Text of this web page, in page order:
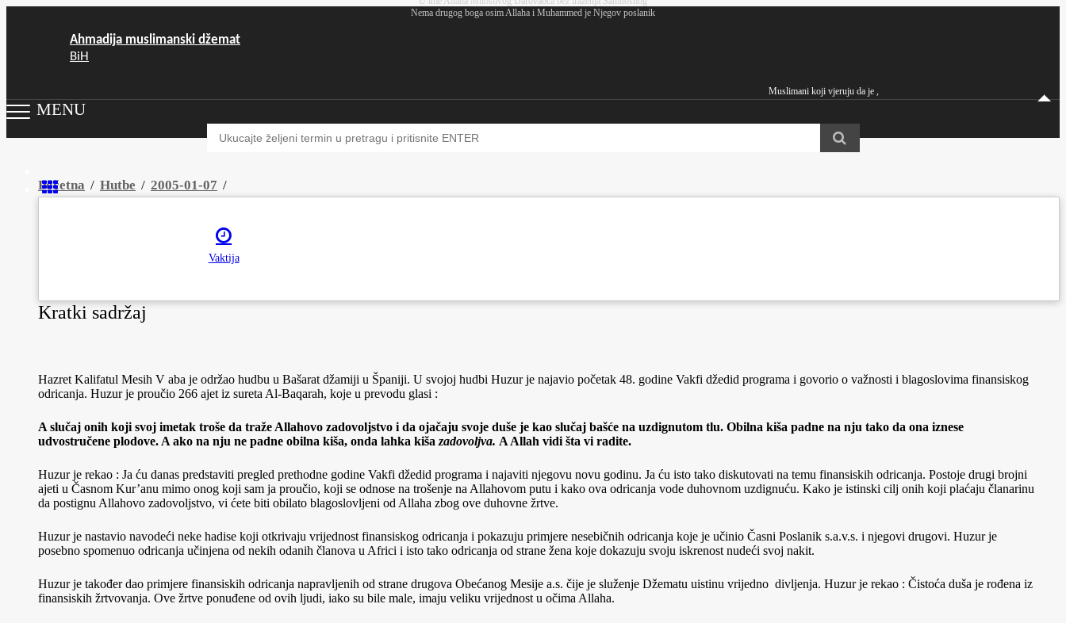
Nema drugog boga osim Allaha i Muhammed je Njegov poslanik
Ahmadija muslimanski džemat
BiH
Muslimani koji vjeruju da je ,
Hazreti Mirza Ghulam Ahmad iz Kadiana a.s. Imam Mahdi i Obećani Mesija
MENU
Vaktija
Početna / Hutbe / 2005-01-07 /
prijevodi
Kratki sadržaj
Hazret Kalifatul Mesih V aba je održao hudbu u Bašarat džamiji u Španiji. U svojoj hudbi Huzur je najavio početak 48. godine Vakfi džedid programa i govorio o važnosti i blagoslovima finansiskog
odricanja. Huzur je proučio 266 ajet iz sureta Al-Baqarah, koje u prevodu glasi :
A slučaj onih koji svoj imetak troše da traže Allahovo zadovoljstvo i da ojačaju svoje duše je kao slučaj bašće na uzdignutom tlu. Obilna kiša padne na nju tako da ona iznese
udvostručene plodove. A ako na nju ne padne obilna kiša, onda lahka kiša zadovoljva. A Allah vidi šta vi radite.
Huzur je rekao : Ja ću danas predstaviti pregled prethodne godine Vakfi džedid programa i najaviti njegovu novu godinu. Ja ću isto tako diskutovati na temu finansiskih odricanja. Postoje drugi brojni
ajeti u Časnom Kur’anu mimo onog koji sam ja proučio, koji se odnose na trošenje na Allahovom putu i kako ova odricanja vode duhovnom uzdignuću. Kako je istinski cilj onih koji plaćaju članarinu
da postignu Allahovo zadovoljstvo, vi ćete biti obilato blagoslovljeni od Allaha zbog ove duhovne žrtve.
Huzur je nastavio navodeći neke hadise koji otkrivaju vrijednost finansiskog odricanja i pokazuju primjere nesebičnih odricanja koje je učinio Časni Poslanik s.a.v.s. i njegovi drugovi. Huzur je
posebno spomenuo odricanja učinjena od nekih odanih članova u Africi i isto tako odricanja od strane žena koje dokazuju svoju iskrenost nudeći svoj nakit.
Huzur je također dao primjere finansiskih odricanja napravljenih od strane drugova Obećanog Mesije a.s. čije je služenje Džematu uistinu vrijedno divljenja. Huzur je rekao : Čistoća duša je rođena iz
finansiskih žrtvovanja. Ove žrtve ponuđene od ovih ljudi, iako su bile male, imaju veliku vrijednost u očima Allaha.